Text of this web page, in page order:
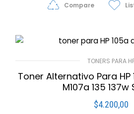
Compare
TONERS PARA
Toner Alternativo Para HP
M107a 135
$4.200,00